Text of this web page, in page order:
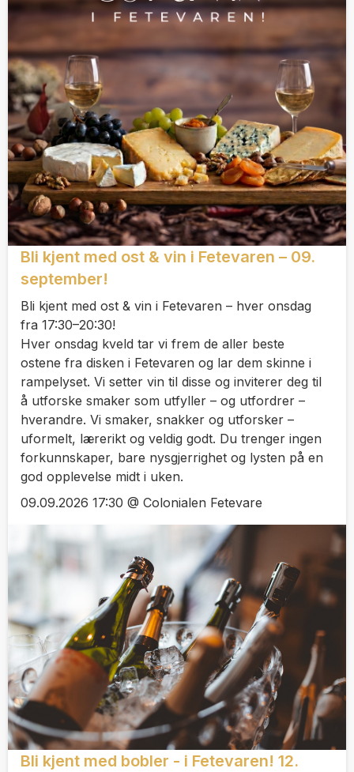
Bli kjent med ost & vin i Fetevaren – 09.
september!
Bli kjent med ost & vin i Fetevaren – hver onsdag
fra 17:30–20:30!
Hver onsdag kveld tar vi frem de aller beste
ostene fra disken i Fetevaren og lar dem skinne i
rampelyset. Vi setter vin til disse og inviterer deg til
å utforske smaker som utfyller – og utfordrer –
hverandre. Vi smaker, snakker og utforsker –
uformelt, lærerikt og veldig godt. Du trenger ingen
forkunnskaper, bare nysgjerrighet og lysten på en
god opplevelse midt i uken.
09.09.2026 17:30 @ Colonialen Fetevare
Bli kjent med bobler - i Fetevaren! 12.